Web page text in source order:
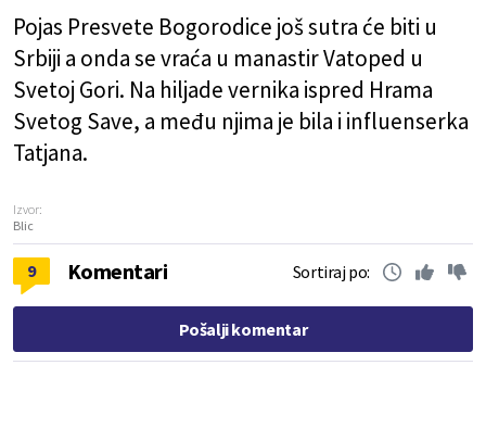
Pojas Presvete Bogorodice još sutra će biti u
Srbiji a onda se vraća u manastir Vatoped u
Svetoj Gori. Na hiljade vernika ispred Hrama
Svetog Save, a među njima je bila i influenserka
Tatjana.
Izvor:
Blic
9 Komentari Sortiraj po:
Pošalji komentar